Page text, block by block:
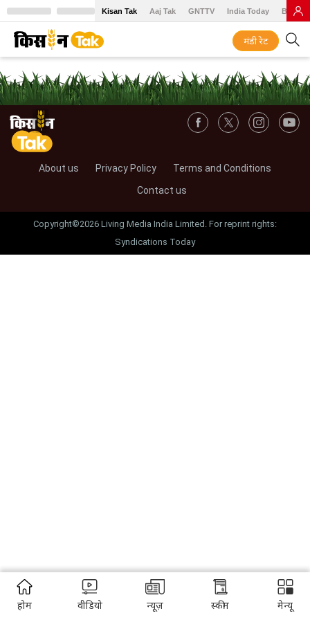
Kisan Tak Aaj Tak GNTTV India Today BT
मंडी रेट
About us Privacy Policy
Terms and Conditions
Contact us
Copyright©2026 Living Media India Limited. For reprint rights:
Syndications Today
होम वीडियो न्यूज़ स्कीम मेन्यू